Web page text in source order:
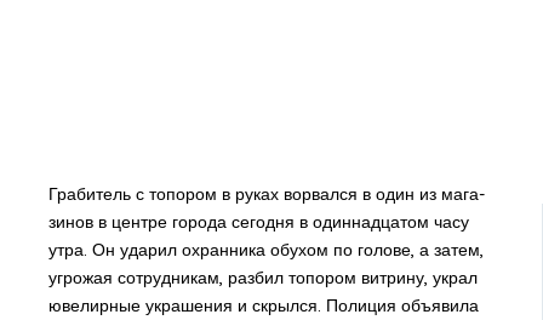
Гра­би­тель с то­по­ром в ру­ках во­рвал­ся в один из ма­га­
зи­нов в цен­тре го­ро­да се­го­дня в один­на­дца­том ча­су
утра. Он уда­рил охран­ни­ка обу­хом по го­ло­ве, а за­тем,
угро­жая со­труд­ни­кам, раз­бил то­по­ром вит­ри­ну, украл
юве­лир­ные укра­ше­ния и скрыл­ся. По­ли­ция объ­яви­ла